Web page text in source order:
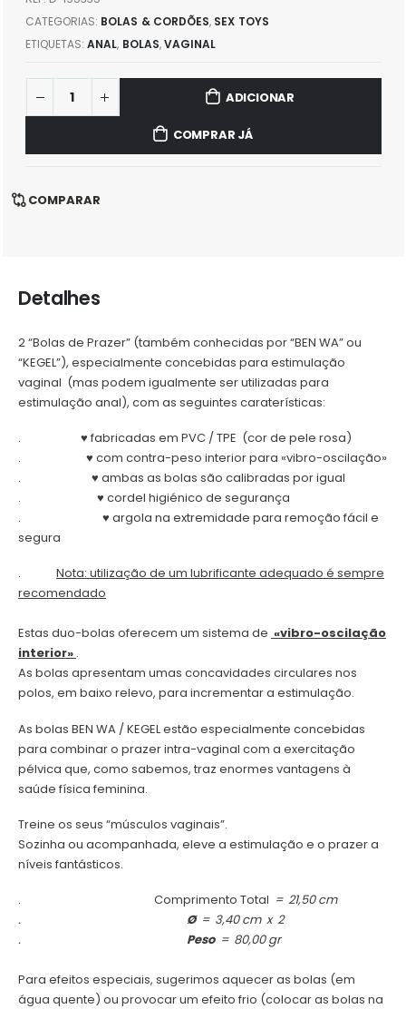
CATEGORIAS: BOLAS & CORDÕES, SEX TOYS
ETIQUETAS:ANAL, BOLAS,VAGINAL
ADICIONAR
COMPRAR JÁ
COMPARAR
Detalhes
2 “Bolas de Prazer” (também conhecidas por “BEN WA” ou
“KEGEL”), especialmente concebidas para estimulação
vaginal (mas podem igualmente ser utilizadas para
estimulação anal), com as seguintes caraterísticas:
. ♥ fabricadas em PVC / TPE (cor de pele rosa)
. ♥ com contra-peso interior para «vibro-oscilação»
. ♥ ambas as bolas são calibradas por igual
. ♥ cordel higiénico de segurança
. ♥ argola na extremidade para remoção fácil e
segura
.
Nota: utilização de um lubrificante adequado é sempre
recomendado
Estas duo-bolas oferecem um sistema de «vibro-oscilação
interior» .
As bolas apresentam umas concavidades circulares nos
polos, em baixo relevo, para incrementar a estimulação.
As bolas BEN WA / KEGEL estão especialmente concebidas
para combinar o prazer intra-vaginal com a exercitação
pélvica que, como sabemos, traz enormes vantagens à
saúde física feminina.
Treine os seus “músculos vaginais”.
Sozinha ou acompanhada, eleve a estimulação e o prazer a
níveis fantásticos.
. Comprimento Total = 21,50 cm
.
Ø= 3,40 cm x 2
.
Peso= 80,00 gr
Para efeitos especiais, sugerimos aquecer as bolas (em
água quente) ou provocar um efeito frio (colocar as bolas na